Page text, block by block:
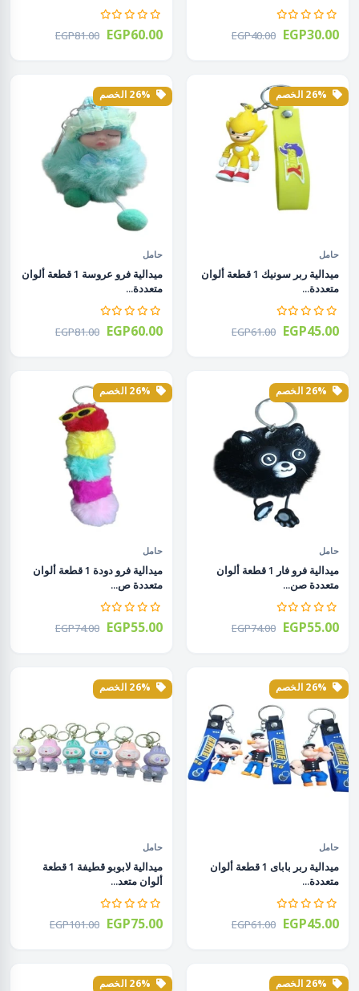
EGP40.00 EGP30.00
EGP81.00 EGP60.00
حامل
ميدالية ربر سونيك 1 قطعة ألوان
متعددة...
EGP61.00 EGP45.00
حامل
ميدالية فرو عروسة 1 قطعة ألوان
متعددة...
EGP81.00 EGP60.00
حامل
ميدالية فرو فار 1 قطعة ألوان
متعددة صن...
EGP74.00 EGP55.00
حامل
ميدالية فرو دودة 1 قطعة ألوان
متعددة ص...
EGP74.00 EGP55.00
حامل
ميدالية ربر باباى 1 قطعة ألوان
متعددة...
EGP61.00 EGP45.00
حامل
ميدالية لابوبو قطيفة 1 قطعة
ألوان متعد...
EGP101.00 EGP75.00